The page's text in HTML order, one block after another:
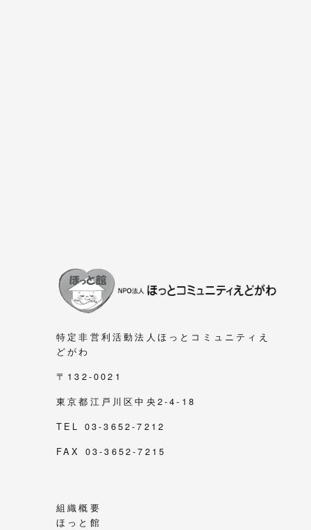
特定非営利活動法人ほっとコミュニティえ
どがわ
〒132-0021
東京都江戸川区中央2-4-18
TEL 03-3652-7212
FAX 03-3652-7215
組織概要
ほっと館